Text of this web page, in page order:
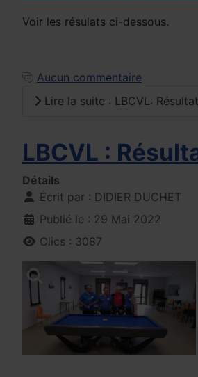
Voir les résulats ci-dessous.
Aucun commentaire
Lire la suite : LBCVL:
LBCVL :
Détails
Écrit par : DIDIER DUCHET
Publié le : 29 Mai 2022
Clics : 3087